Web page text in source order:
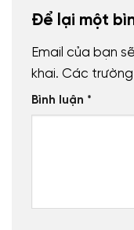
Để lại một
Email của bạn
khai. Các
Bình luận *